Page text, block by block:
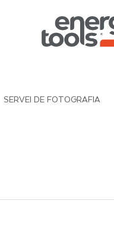
SERVEI DE FOTOGRAFIA